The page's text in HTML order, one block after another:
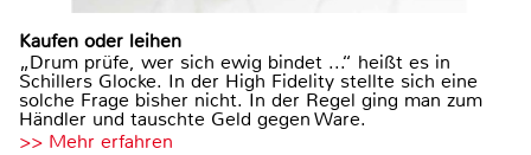
Kaufen oder leihen
„Drum prüfe, wer sich ewig bindet ...“ heißt es in
Schillers Glocke. In der High Fidelity stellte sich eine
solche Frage bisher nicht. In der Regel ging man zum
Händler und tauschte Geld gegen Ware.
>> Mehr erfahren